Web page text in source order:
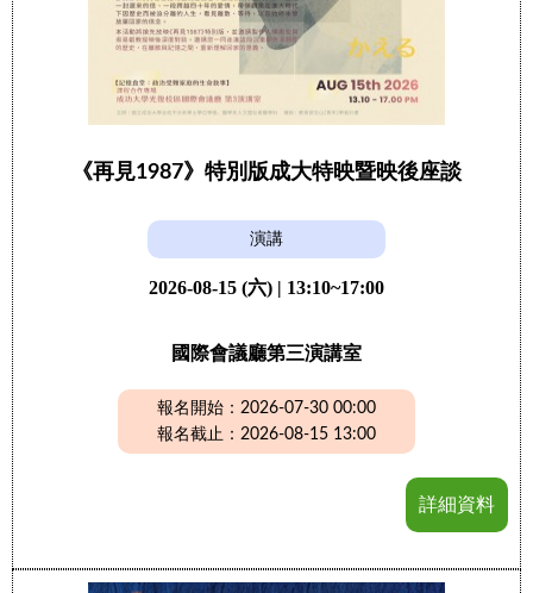
《再見1987》特別版成大特映暨映後座談
演講
2026-08-15 (六) | 13:10~17:00
國際會議廳第三演講室
報名開始：2026-07-30 00:00
報名截止：2026-08-15 13:00
詳細資料